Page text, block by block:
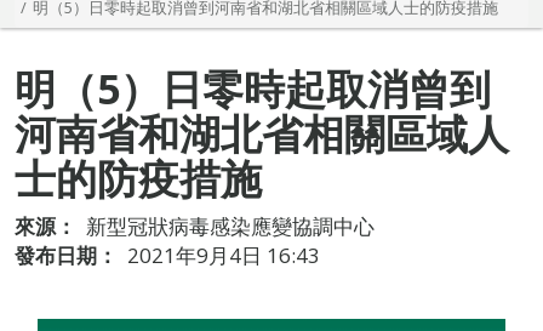
明（5）日零時起取消曾到河南省和湖北省相關區域人士的防疫措施
明（5）日零時起取消曾到
河南省和湖北省相關區域人
士的防疫措施
來源：
新型冠狀病毒感染應變協調中心
發布日期：
2021年9月4日 16:43